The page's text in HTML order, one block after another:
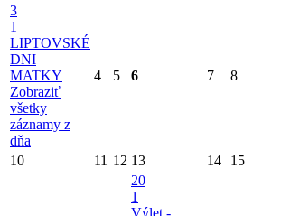
3
1
LIPTOVSKÉ
DNI
MATKY
Zobraziť
všetky
záznamy z
dňa
4 5 6 7 8
10 11 12 13 14 15
20
1